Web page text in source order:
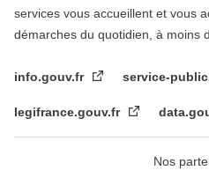
services vous accueillent et vous
démarches du quotidien, à moins
info.gouv.fr service-
legifrance.gouv.fr
Nos